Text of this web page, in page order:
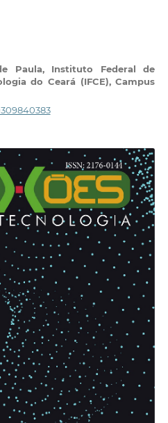
Paula, Instituto Federal de
do Ceará (IFCE), Campus